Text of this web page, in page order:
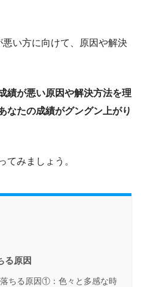
い方に向けて、原因や解決
績が悪い原因や解決方法を理
なたの成績がグングン上がり
てみましょう。
る原因
ちる原因①：色々と多感な時